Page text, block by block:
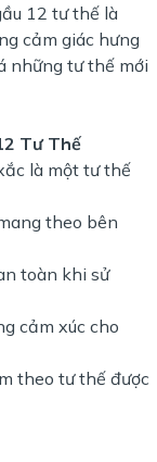
12 tư thế là
cảm giác hưng
những tư thế mới
Tư Thế
là một tư thế
theo bên
toàn khi sử
cảm xúc cho
theo tư thế được